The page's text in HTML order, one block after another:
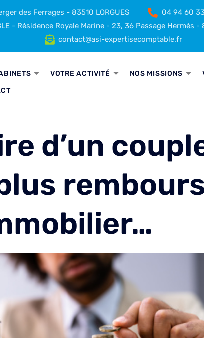
des Ferrages - 83510 LORGUES 04 94 60
- Résidence Royale Marine - 23, 36 Passage Hermès
contact@asi-expertisecomptable.fr
VOTRE ACTIVITÉ NOS MISSIONS
d’un